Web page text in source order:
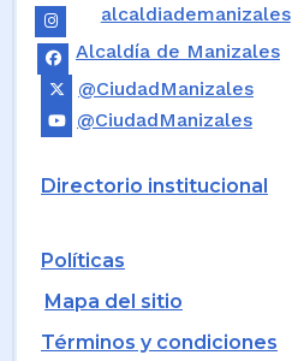
alcaldiademanizales
Alcaldía de Manizales
@CiudadManizales
@CiudadManizales
Directorio institucional
Políticas
Mapa del sitio
Términos y condiciones